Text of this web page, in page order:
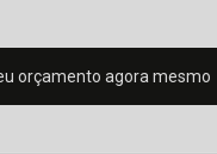
orçamento agora mesmo